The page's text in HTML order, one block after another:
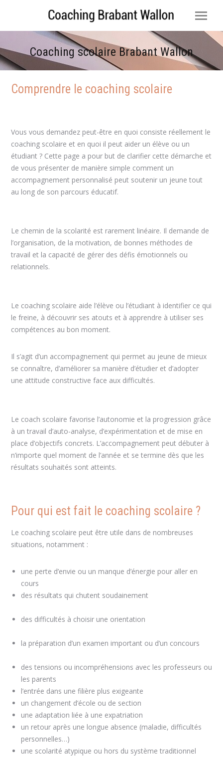
Coaching scolaire Brabant Wallon
Vous êtes ici :
Comprendre le coaching scolaire
Vous vous demandez peut-être en quoi consiste réellement le
coaching scolaire et en quoi il peut aider un élève ou un
étudiant ? Cette page a pour but de clarifier cette démarche et
de vous présenter de manière simple comment un
accompagnement personnalisé peut soutenir un jeune tout
au long de son parcours éducatif.
Le chemin de la scolarité est rarement linéaire. Il demande de
l’organisation, de la motivation, de bonnes méthodes de
travail et la capacité de gérer des défis émotionnels ou
relationnels.
Le coaching scolaire aide l’élève ou l’étudiant à identifier ce qui
le freine, à découvrir ses atouts et à apprendre à utiliser ses
compétences au bon moment.
Il s’agit d’un accompagnement qui permet au jeune de mieux
se connaître, d’améliorer sa manière d’étudier et d’adopter
une attitude constructive face aux difficultés.
Le coach scolaire favorise l’autonomie et la progression grâce
à un travail d’auto-analyse, d’expérimentation et de mise en
place d’objectifs concrets. L’accompagnement peut débuter à
n’importe quel moment de l’année et se termine dès que les
résultats souhaités sont atteints.
Pour qui est fait le coaching scolaire ?
Le coaching scolaire peut être utile dans de nombreuses
situations, notamment :
une perte d’envie ou un manque d’énergie pour aller en
cours
des résultats qui chutent soudainement
des difficultés à choisir une orientation
la préparation d’un examen important ou d’un concours
des tensions ou incompréhensions avec les professeurs ou
les parents
l’entrée dans une filière plus exigeante
un changement d’école ou de section
une adaptation liée à une expatriation
un retour après une longue absence (maladie, difficultés
personnelles…)
une scolarité atypique ou hors du système traditionnel